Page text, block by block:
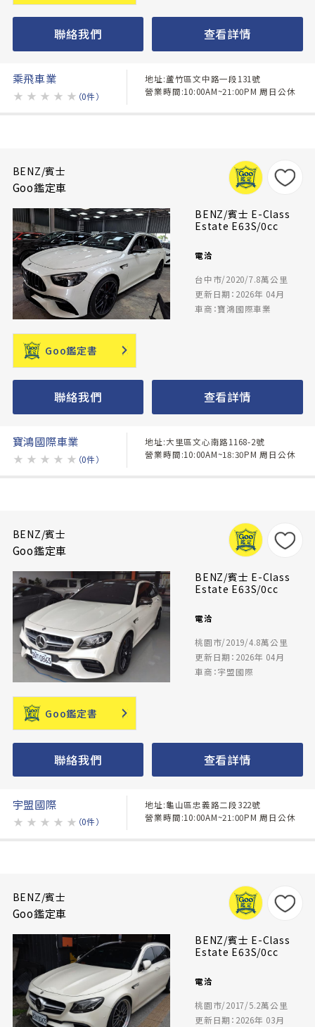
聯絡我們 查看詳情
乘飛車業
★ ★ ★ ★ ★ （0件）
地址:蘆竹區文中路一段131號
營業時間:10:00AM~21:00PM 周日公休
BENZ/賓士
Goo鑑定車
BENZ/賓士 E-Class
Estate E63S/0cc
電洽
台中市/2020/7.8萬公里
更新日期：2026年 04月
車商：寶鴻國際車業
Goo鑑定書
聯絡我們 查看詳情
寶鴻國際車業
★ ★ ★ ★ ★ （0件）
地址:大里區文心南路1168-2號
營業時間:10:00AM~18:30PM 周日公休
BENZ/賓士
Goo鑑定車
BENZ/賓士 E-Class
Estate E63S/0cc
電洽
桃園市/2019/4.8萬公里
更新日期：2026年 04月
車商：宇盟國際
Goo鑑定書
聯絡我們 查看詳情
宇盟國際
★ ★ ★ ★ ★ （0件）
地址:龜山區忠義路二段322號
營業時間:10:00AM~21:00PM 周日公休
BENZ/賓士
Goo鑑定車
BENZ/賓士 E-Class
Estate E63S/0cc
電洽
桃園市/2017/5.2萬公里
更新日期：2026年 03月